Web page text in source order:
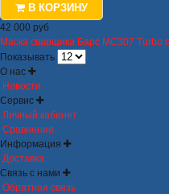
В КОРЗИНУ
42 000 руб
Маска сварщика Барс МС307 Turbo
Показывать
О нас
Новости
Сервис
Личный кабинет
Сравнение
Информация
Доставка
Связь с нами
Обратная связь